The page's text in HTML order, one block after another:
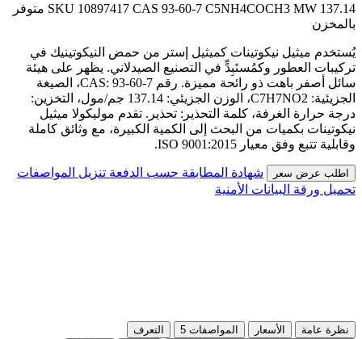
SKU 10897417 CAS 93-60-7 C5NH4COCH3 MW 137.14
متوفر
بالمخزن
يُستخدم ميثيل نيكوتينات كميثيل إستر من حمض النيكوتينيك في
تركيبات العطور وكمُستَبِدٍّ في التصنيع الصيدلاني. يظهر على هيئة
سائل أصفر باهت ذو رائحة مميزة. رقم CAS: 93-60-7، الصيغة
الجزيئية: C7H7NO2، الوزن الجزيئي: 137.14 جم/مول، التخزين:
درجة حرارة الغرفة، كلمة التحذير: تحذير. تقدم موليكولا ميثيل
نيكوتينات بكميات من البحث إلى الكمية الكبيرة، مع وثائق كاملة
وقابلية تتبع وفق معيار ISO 9001:2015.
اطلب عرض سعر شهادة المطابقة حسب الدفعة تنزيل المواصفات
تحميل ورقة البيانات الأمنية
نظرة عامة الأسعار المواصفات 5
التعرف